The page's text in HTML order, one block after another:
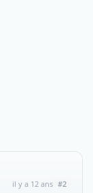
il y a 12 ans #2